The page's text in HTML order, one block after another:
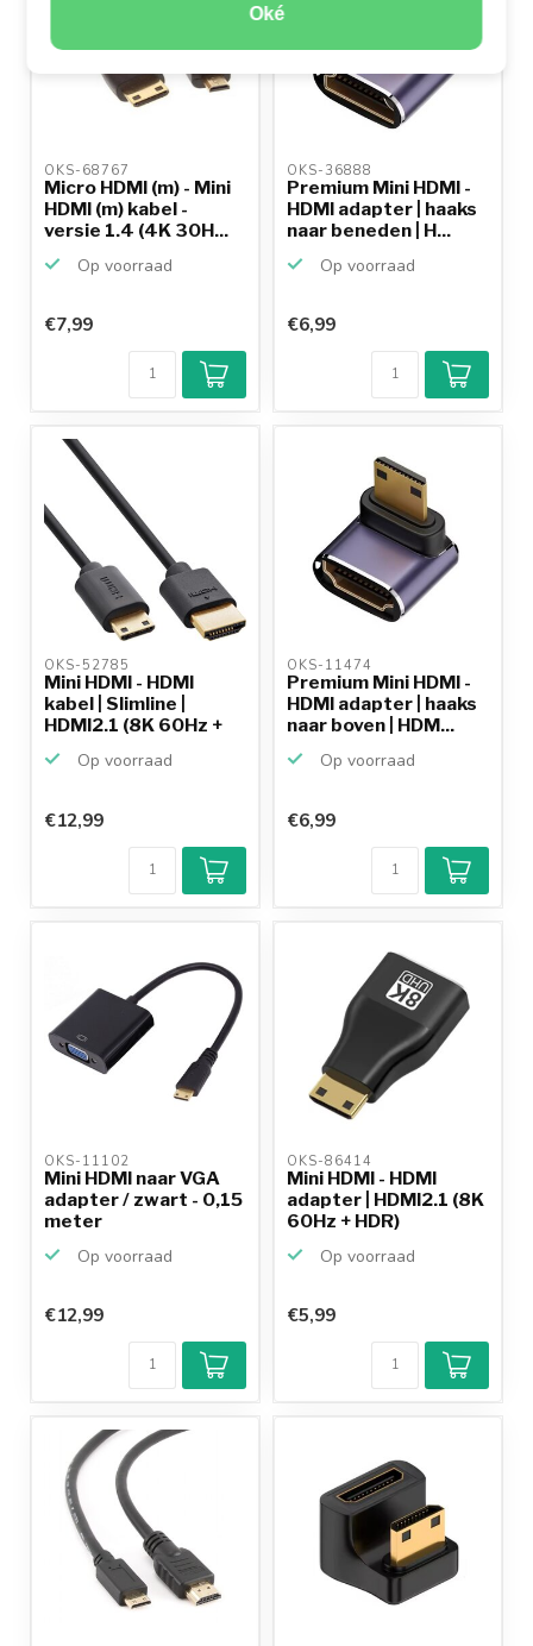
Oké
OKS-68767
Micro HDMI (m) - Mini
HDMI (m) kabel -
versie 1.4 (4K 30H...
Op voorraad
€7,99
OKS-36888
Premium Mini HDMI -
HDMI adapter | haaks
naar beneden | H...
Op voorraad
€6,99
OKS-52785
Mini HDMI - HDMI
kabel | Slimline |
HDMI2.1 (8K 60Hz +
Op voorraad
€12,99
OKS-11474
Premium Mini HDMI -
HDMI adapter | haaks
naar boven | HDM...
Op voorraad
€6,99
OKS-11102
Mini HDMI naar VGA
adapter / zwart - 0,15
meter
Op voorraad
€12,99
OKS-86414
Mini HDMI - HDMI
adapter | HDMI2.1 (8K
60Hz + HDR)
Op voorraad
€5,99